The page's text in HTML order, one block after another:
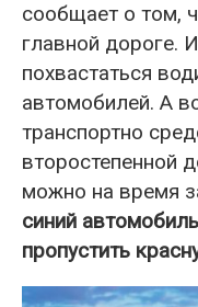
сообщает о том,
главной дороге.
похвастаться
автомобилей. А
транспортно
второстепенной
можно на время
синий
пропустить